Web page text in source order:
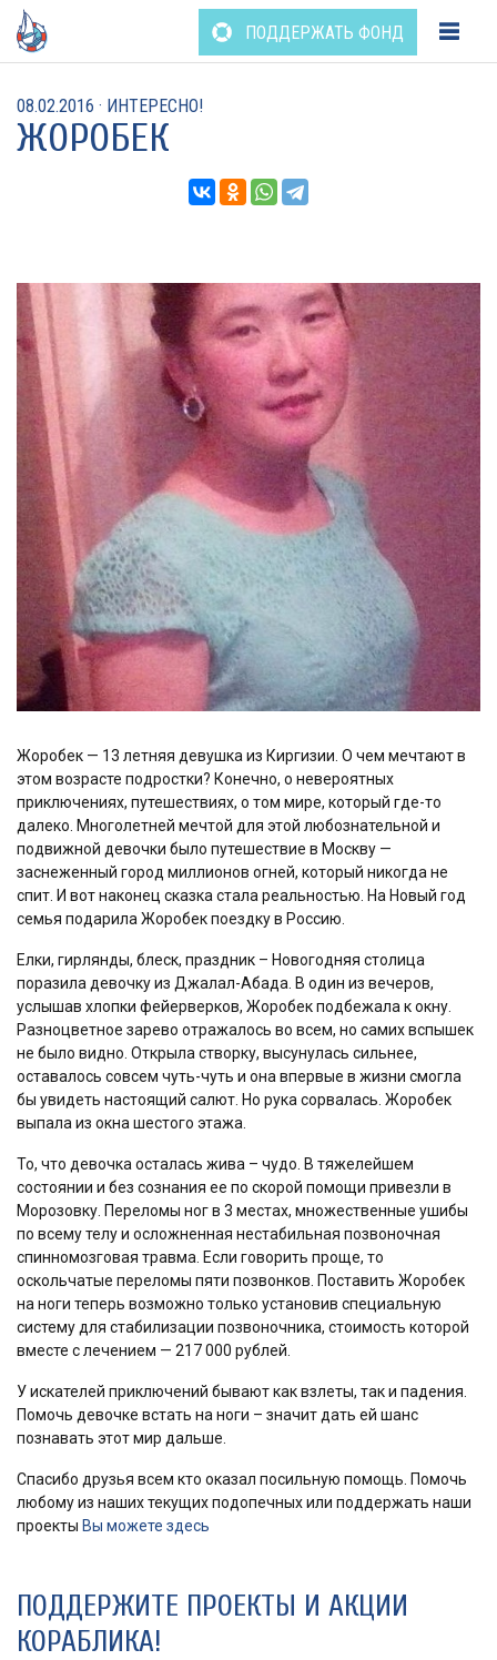
Перейти
содержанию
ПОДДЕРЖАТЬ ФОНД
08.02.2016 · ИНТЕРЕСНО!
ЖОРОБЕК
Жоробек — 13 летняя девушка из Киргизии. О чем мечтают в
этом возрасте подростки? Конечно, о невероятных
приключениях, путешествиях, о том мире, который где-то
далеко. Многолетней мечтой для этой любознательной и
подвижной девочки было путешествие в Москву —
заснеженный город миллионов огней, который никогда не
спит. И вот наконец сказка стала реальностью. На Новый год
семья подарила Жоробек поездку в Россию.
Елки, гирлянды, блеск, праздник – Новогодняя столица
поразила девочку из Джалал-Абада. В один из вечеров,
услышав хлопки фейерверков, Жоробек подбежала к окну.
Разноцветное зарево отражалось во всем, но самих вспышек
не было видно. Открыла створку, высунулась сильнее,
оставалось совсем чуть-чуть и она впервые в жизни смогла
бы увидеть настоящий салют. Но рука сорвалась. Жоробек
выпала из окна шестого этажа.
То, что девочка осталась жива – чудо. В тяжелейшем
состоянии и без сознания ее по скорой помощи привезли в
Морозовку. Переломы ног в 3 местах, множественные ушибы
по всему телу и осложненная нестабильная позвоночная
спинномозговая травма. Если говорить проще, то
оскольчатые переломы пяти позвонков. Поставить Жоробек
на ноги теперь возможно только установив специальную
систему для стабилизации позвоночника, стоимость которой
вместе с лечением — 217 000 рублей.
У искателей приключений бывают как взлеты, так и падения.
Помочь девочке встать на ноги – значит дать ей шанс
познавать этот мир дальше.
Спасибо друзья всем кто оказал посильную помощь. Помочь
любому из наших текущих подопечных или поддержать наши
проекты Вы можете здесь
ПОДДЕРЖИТЕ ПРОЕКТЫ И АКЦИИ
КОРАБЛИКА!